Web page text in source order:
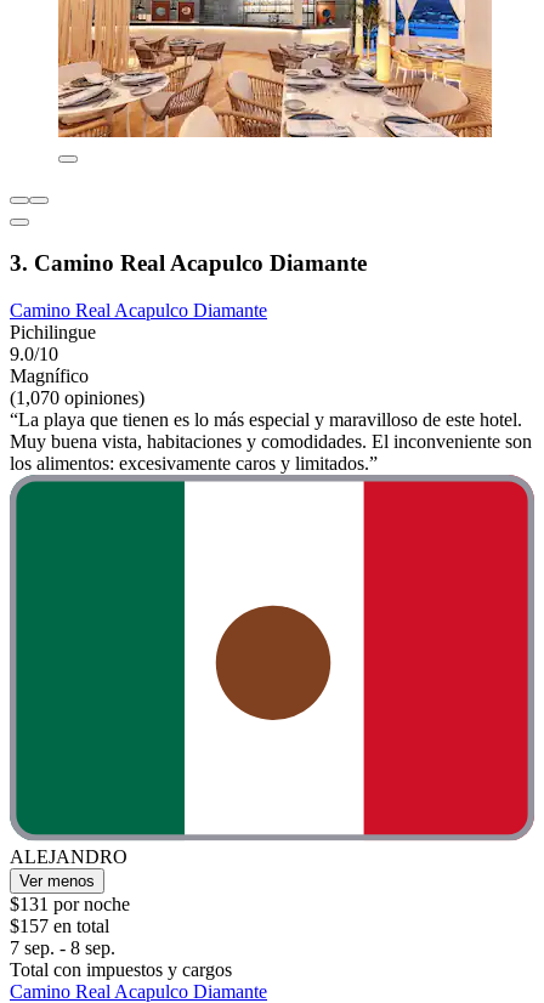
3. Camino Real Acapulco Diamante
Camino Real Acapulco Diamante
Pichilingue
9.0/10
Magnífico
(1,070 opiniones)
“La playa que tienen es lo más especial y maravilloso de este hotel.
Muy buena vista, habitaciones y comodidades. El inconveniente son
los alimentos: excesivamente caros y limitados.”
ALEJANDRO
Ver menos
$131 por noche
$157 en total
7 sep. - 8 sep.
Total con impuestos y cargos
Camino Real Acapulco Diamante